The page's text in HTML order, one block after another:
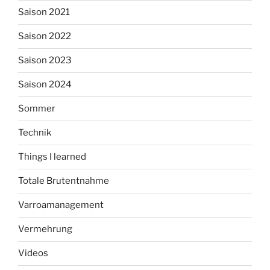
Saison 2021
Saison 2022
Saison 2023
Saison 2024
Sommer
Technik
Things I learned
Totale Brutentnahme
Varroamanagement
Vermehrung
Videos